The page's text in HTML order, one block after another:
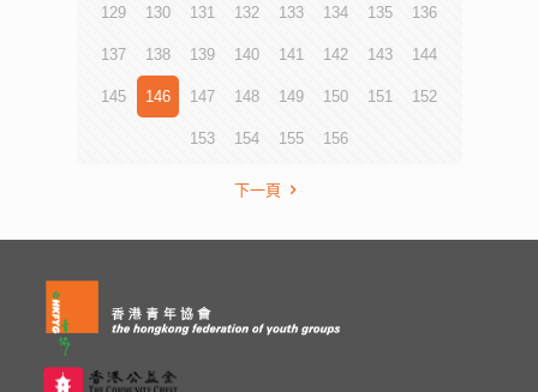
129 130 131 132 133 134 135 136
137 138 139 140 141 142 143 144
145 146 147 148 149 150 151 152
153 154 155 156
下一頁